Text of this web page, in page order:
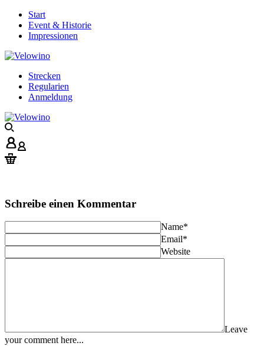
Start
Event & Historie
Impressionen
Strecken
Regularien
Anmeldung
Schreibe einen Kommentar
Name*
Email*
Website
Leave
your comment here...